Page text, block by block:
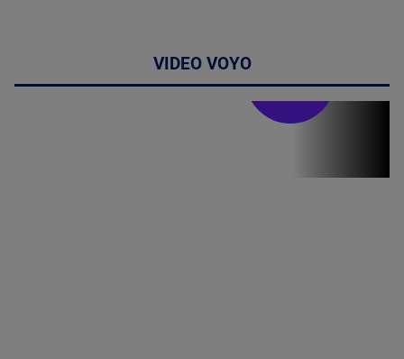
VIDEO VOYO